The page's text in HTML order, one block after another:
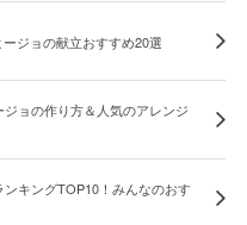
ジョの献立おすすめ20選
ョの作り方＆人気のアレンジ
キングTOP10！みんなのおす